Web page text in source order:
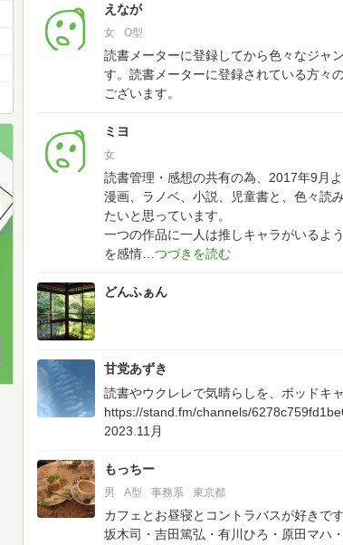
えなが
女 O型
読書メーターに登録してから色々なジャ
す。読書メーターに登録されている方々
ございます。
ミヨ
女
読書管理・感想の共有の為、2017年9月よ
漫画、ラノベ、小説、児童書と、色々読
たいと思っています。
一つの作品に一人は推しキャラがいるよ
を感情
どんふぁん
甘党あずき
読書やウクレレで気晴らしを、ポッドキ
https://stand.fm/channels/
2023.11月
もっちー
男 A型 事務系 東京都
カフェとお昼寝とコントラバスが好きです
坂木司・吉田篤弘・有川ひろ・原田マハ